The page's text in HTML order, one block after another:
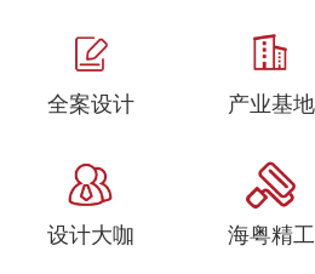
全案设计 产业基地
设计大咖 海粤精工